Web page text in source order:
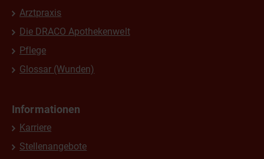
Arztpraxis
Die DRACO Apothekenwelt
Pflege
Glossar (Wunden)
Informationen
Karriere
Stellenangebote